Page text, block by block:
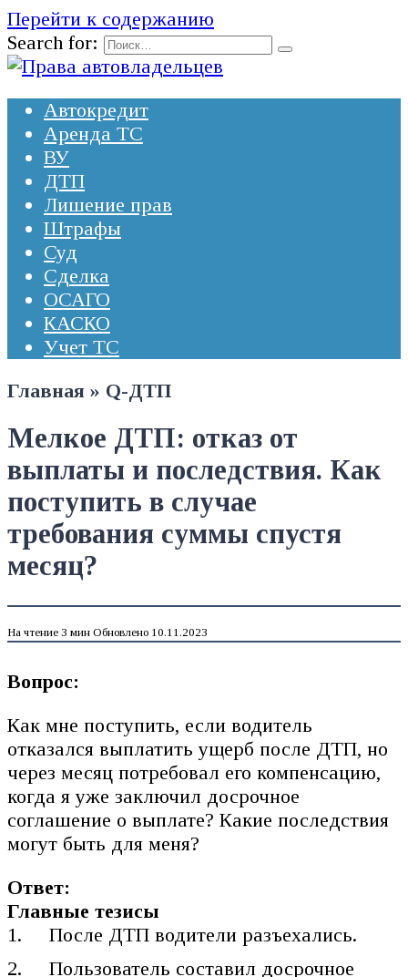
Перейти к содержанию
Search for:
Автокредит
Аренда ТС
ВУ
ДТП
Лишение прав
Штрафы
Суд
Сделка
ОСАГО
КАСКО
Учет ТС
Главная » Q-ДТП
Мелкое ДТП: отказ от
выплаты и последствия. Как
поступить в случае
требования суммы спустя
месяц?
На чтение 3 мин Обновлено 10.11.2023
Вопрос:
Как мне поступить, если водитель
отказался выплатить ущерб после ДТП, но
через месяц потребовал его компенсацию,
когда я уже заключил досрочное
соглашение о выплате? Какие последствия
могут быть для меня?
Ответ:
Главные тезисы
После ДТП водители разъехались.
Пользователь составил досрочное